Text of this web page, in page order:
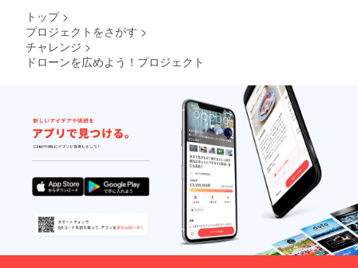
トップ >
プロジェクトをさがす >
チャレンジ >
ドローンを広めよう！プロジェクト